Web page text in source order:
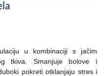
u kombinaciji s jačim
tkiva. Smanjuje bolove i
pokreti otklanjaju stres i